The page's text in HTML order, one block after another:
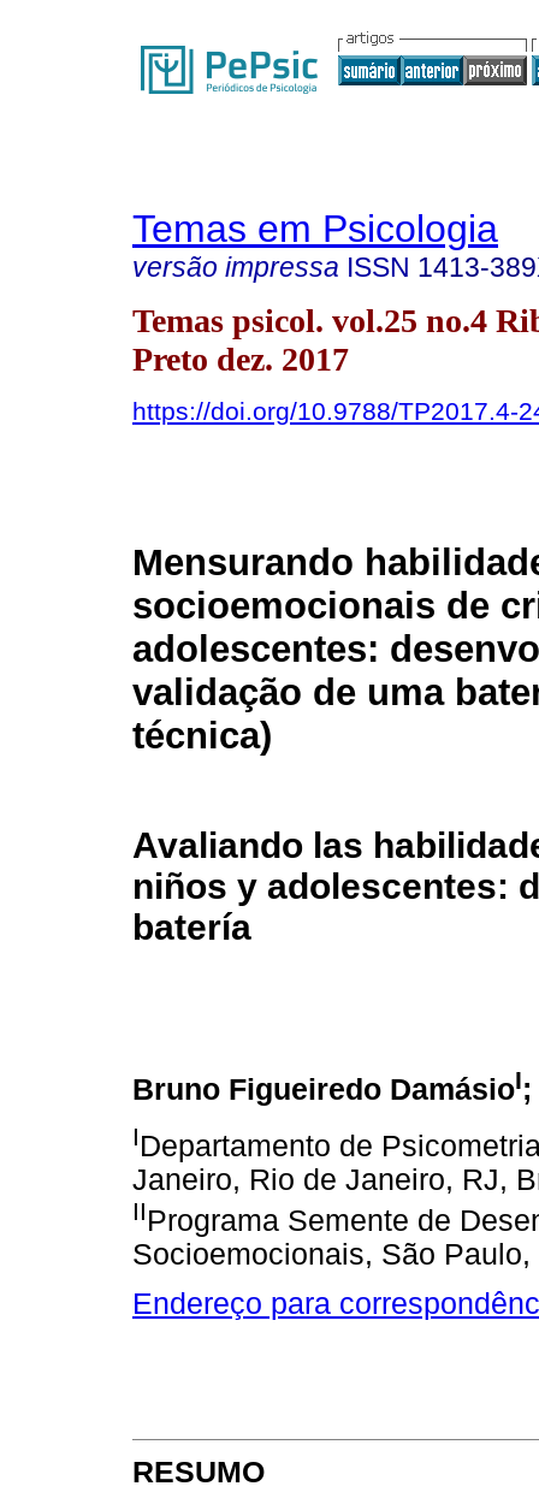
Temas em Psicologia
versão impressa ISSN 1413-
Temas psicol. vol.25 no.4
Preto dez. 2017
https://doi.org/10.9788/TP2017.4-
Mensurando
socioemocionais de
adolescentes:
validação de uma
técnica)
Avaliando las
niños y adolescentes:
batería
Bruno Figueiredo DamásioI;
IDepartamento de
Janeiro, Rio de Janeiro, RJ,
IIPrograma Semente de
Socioemocionais, São Paulo,
Endereço para
RESUMO